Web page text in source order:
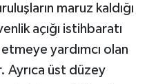
maruz kaldığı
açığı istihbaratı
yardımcı olan
Ayrıca üst düzey